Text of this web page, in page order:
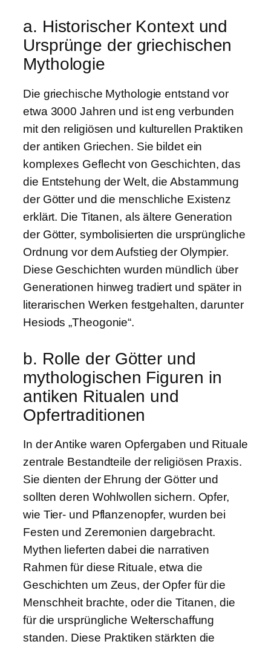
a. Historischer Kontext und
Ursprünge der griechischen
Mythologie
Die griechische Mythologie entstand vor
etwa 3000 Jahren und ist eng verbunden
mit den religiösen und kulturellen Praktiken
der antiken Griechen. Sie bildet ein
komplexes Geflecht von Geschichten, das
die Entstehung der Welt, die Abstammung
der Götter und die menschliche Existenz
erklärt. Die Titanen, als ältere Generation
der Götter, symbolisierten die ursprüngliche
Ordnung vor dem Aufstieg der Olympier.
Diese Geschichten wurden mündlich über
Generationen hinweg tradiert und später in
literarischen Werken festgehalten, darunter
Hesiods „Theogonie“.
b. Rolle der Götter und
mythologischen Figuren in
antiken Ritualen und
Opfertraditionen
In der Antike waren Opfergaben und Rituale
zentrale Bestandteile der religiösen Praxis.
Sie dienten der Ehrung der Götter und
sollten deren Wohlwollen sichern. Opfer,
wie Tier- und Pflanzenopfer, wurden bei
Festen und Zeremonien dargebracht.
Mythen lieferten dabei die narrativen
Rahmen für diese Rituale, etwa die
Geschichten um Zeus, der Opfer für die
Menschheit brachte, oder die Titanen, die
für die ursprüngliche Welterschaffung
standen. Diese Praktiken stärkten die